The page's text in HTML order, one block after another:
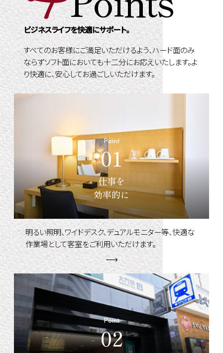
ビジネスライフを快適にサポート。
すべてのお客様にご満足いただけるよう、ハード面のみ
ならずソフト面においても十二分にお応えいたします。よ
り快適に、安心してお過ごしいただけます。
Point
01
仕事を
効率的に
明るい照明、ワイドデスク、デュアルモニター等、快適な
作業場として客室をご利用いただけます。
Point
02